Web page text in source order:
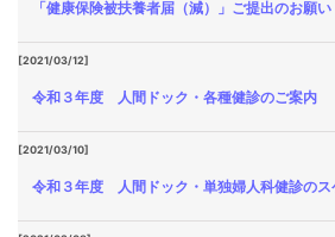
「健康保険被扶養者届（減）」ご提出のお願い
[2021/03/12]
令和３年度 人間ドック・各種健診のご案内
[2021/03/10]
令和３年度 人間ドック・単独婦人科健診のス